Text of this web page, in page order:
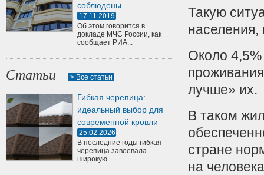
соблюдены
17.11.2019
Об этом говорится в
докладе МЧС России, как
сообщает РИА...
Статьи > Все статьи
Гибкая черепица:
идеальный выбор для
современной кровли
25.02.2026
В последние годы гибкая
черепица завоевала
широкую...
Такую
населения,
Около
лучше» их.
В таком
стране
на